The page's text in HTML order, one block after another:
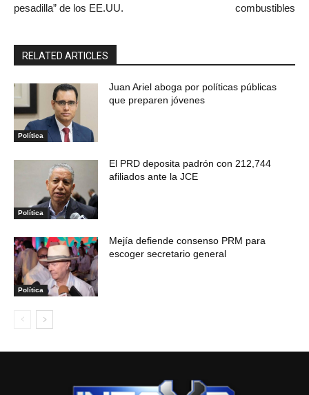
pesadilla” de los EE.UU.
combustibles
RELATED ARTICLES
Política
Juan Ariel aboga por políticas públicas
que preparen jóvenes
Política
El PRD deposita padrón con 212,744
afiliados ante la JCE
Política
Mejía defiende consenso PRM para
escoger secretario general